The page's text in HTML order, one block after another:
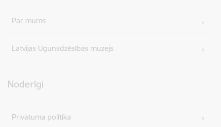
Par mums
Latvijas Ugunsdzēsības muzejs
Noderīgi
Privātuma politika